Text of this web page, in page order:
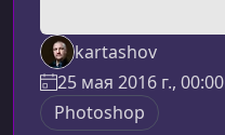
kartashov
25 мая 2016 г., 00:00
Photoshop